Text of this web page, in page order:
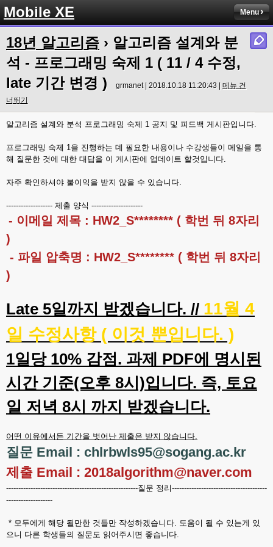
Mobile XE Menu
18년 알고리즘 › 알고리즘 설계와 분
석 - 프로그래밍 숙제 1 ( 11 / 4 수정,
late 기간 변경 )
grmanet | 2018.10.18 11:20:43 | 메뉴 건
너뛰기
알고리즘 설계와 분석 프로그래밍 숙제 1 공지 및 피드백 게시판입니다.
프로그래밍 숙제 1을 진행하는 데 필요한 내용이나 수강생들이 메일을 통
해 질문한 것에 대한 대답을 이 게시판에 업데이트 할것입니다.
자주 확인하셔야 불이익을 받지 않을 수 있습니다.
------------------- 제출 양식 ---------------------
- 이메일 제목 : HW2_S******** ( 학번 뒤 8자리
)
- 파일 압축명 : HW2_S******** ( 학번 뒤 8자리
)
Late 5일까지 받겠습니다. // 11월 4
일 수정사항 ( 이것 뿐입니다. )
1일당 10% 감점. 과제 PDF에 명시된
시간 기준(오후 8시)입니다. 즉, 토요
일 저녁 8시 까지 받겠습니다.
어떤 이유에서든 기간을 벗어난 제출은 받지 않습니다.
질문 Email : chlrbwls95@sogang.ac.kr
제출 Email : 2018algorithm@naver.com
------------------------------------------------------질문 정리---------------------------------------
-------------------
* 모두에게 해당 될만한 것들만 작성하겠습니다. 도움이 될 수 있는게 있
으니 다른 학생들의 질문도 읽어주시면 좋습니다.